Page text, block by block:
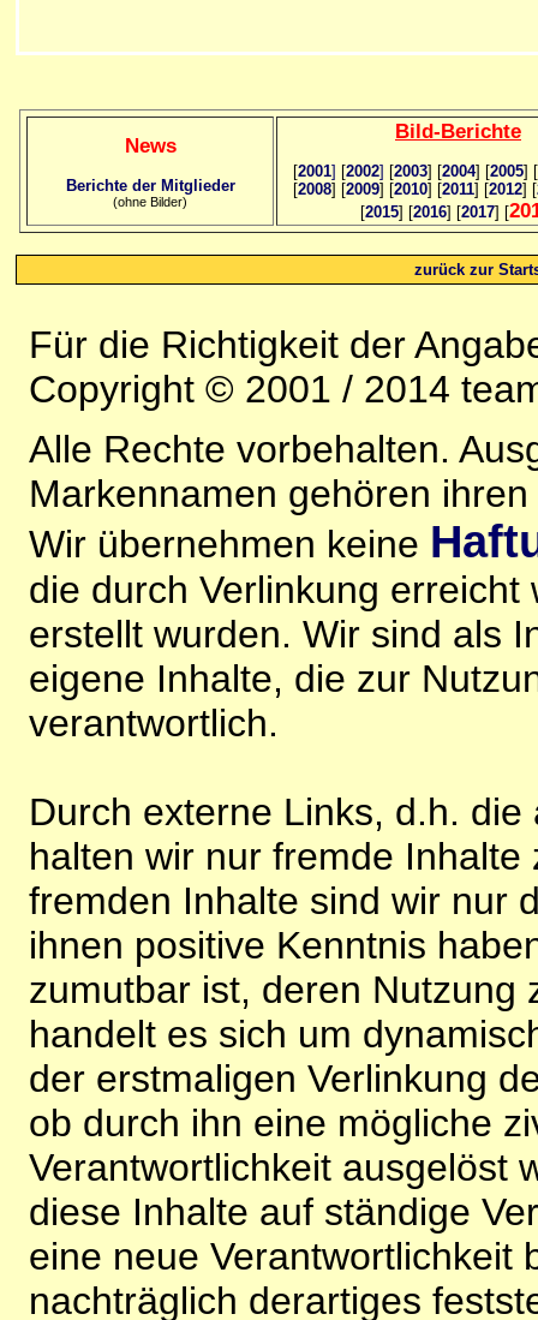
News
Berichte der Mitglieder
(ohne Bilder)
Bild-Berichte
[2001] [2002] [2003] [2004] [2005] [
[2008] [2009] [2010] [2011] [2012] [
[2015] [2016] [2017] [
zurück zur
Für die Richtigkeit der
Copyright © 2001 / 2014
Alle Rechte vorbehalten.
Markennamen gehören
Wir übernehmen keine
die durch Verlinkung
erstellt wurden. Wir sind als
eigene Inhalte, die zur
verantwortlich.
Durch externe Links, d.h.
halten wir nur fremde
fremden Inhalte sind wir nur
ihnen positive Kenntnis
zumutbar ist, deren Nutzung
handelt es sich um
der erstmaligen Verlinkung
ob durch ihn eine mögliche
Verantwortlichkeit ausgelöst
diese Inhalte auf ständige
eine neue Verantwortlichkeit
nachträglich derartiges